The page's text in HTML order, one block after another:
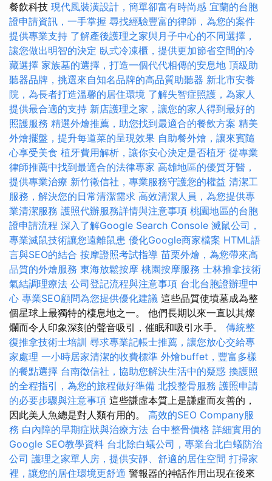
餐飲科技 現代風裝潢設計，簡單卻富有時尚感 宜蘭的台胞
證申請資訊，一手掌握 尋找經驗豐富的律師，為您的案件
提供專業支持 了解產後護理之家與月子中心的不同選擇，
讓您做出明智的決定 臥式冷凍櫃，提供更加節省空間的冷
藏選擇 家族墓的選擇，打造一個代代相傳的安息地 頂級助
聽器品牌，挑選來自知名品牌的高品質助聽器 新北市安養
院，為長者打造溫馨的居住環境 了解失智症照護，為家人
提供最合適的支持 新店護理之家，讓您的家人得到最好的
照護服務 精選外燴推薦，助您找到最適合的餐飲方案 精美
外燴擺盤，提升每道菜的呈現效果 自助餐外燴，讓來賓隨
心享受美食 植牙費用解析，讓你安心決定是否植牙 從專業
律師推薦中找到最適合的法律專家 高雄地區的優質牙醫，
提供專業治療 新竹徵信社，專業服務守護您的權益 清潔工
服務，解決您的日常清潔需求 高效清潔人員，為您提供專
業清潔服務 護照代辦服務詳情與注意事項 桃園地區的台胞
證申請流程 深入了解Google Search Console 滅鼠公司，
專業滅鼠技術讓您遠離鼠患 優化Google商家檔案 HTML語
言與SEO的結合 按摩證照考試指導 苗栗外燴，為您帶來高
品質的外燴服務 東海放鬆按摩 桃園按摩服務 士林推拿技術
氣結調理療法 公司登記流程與注意事項 台北台胞證辦理中
心 專業SEO顧問為您提供優化建議 這些品質使墳墓成為整
個星球上最獨特的棲息地之一。 他們長期以來一直以其燦
爛而令人印象深刻的聲音吸引，催眠和吸引水手。 傳統整
復推拿技術士培訓 尋求專業記帳士推薦，讓您放心交給專
家處理 一小時居家清潔的收費標準 外燴buffet，豐富多樣
的餐點選擇 台南徵信社，協助您解決生活中的疑惑 換護照
的全程指引，為您的旅程做好準備 北投整骨服務 護照申請
的必要步驟與注意事項 這些謙虛本質上是謙虛而友善的，
因此美人魚總是對人類有用的。 高效的SEO Company服
務 白內障的早期症狀與治療方法 台中整骨價格 詳細實用的
Google SEO教學資料 台北除白蟻公司，專業台北白蟻防治
公司 護理之家單人房，提供安靜、舒適的居住空間 打掃家
裡，讓您的居住環境更舒適 警報器的神話作用出現在後來